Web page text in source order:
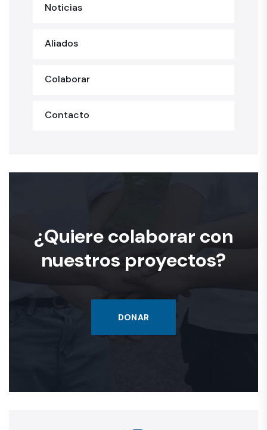
Noticias
Aliados
Colaborar
Contacto
¿Quiere colaborar con
nuestros proyectos?
DONAR